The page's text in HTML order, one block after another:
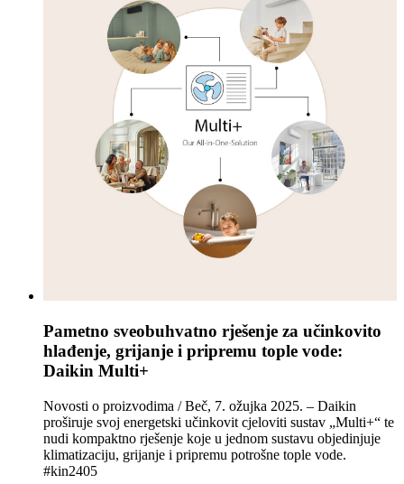
Pametno sveobuhvatno rješenje za učinkovito
hlađenje, grijanje i pripremu tople vode:
Daikin Multi+
Novosti o proizvodima / Beč, 7. ožujka 2025. – Daikin
proširuje svoj energetski učinkovit cjeloviti sustav „Multi+“ te
nudi kompaktno rješenje koje u jednom sustavu objedinjuje
klimatizaciju, grijanje i pripremu potrošne tople vode.
#kin2405